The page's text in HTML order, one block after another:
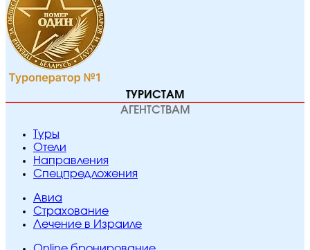
ТУРИСТАМ
АГЕНТСТВАМ
Туры
Отели
Направления
Спецпредложения
Авиа
Страхование
Лечение в Израиле